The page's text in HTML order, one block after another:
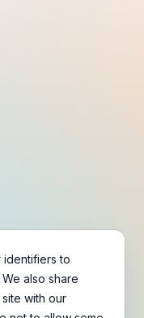
identifiers to
also share
with our